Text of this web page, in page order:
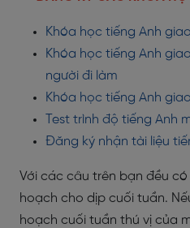
Khóa học tiếng Anh giao
Khóa học tiếng Anh
người đi làm
Khóa học tiếng Anh
Test trình độ tiếng Anh
Đăng ký nhận tài liệu
Với các câu trên bạn đều
hoạch cho dịp cuối tuần.
hoạch cuối tuần thú vị của